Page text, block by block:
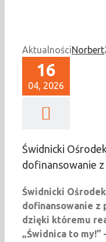
AktualnościNorbert
16
04, 2026
Świdnicki
dofinansowanie
Świdnicki
dofinansowanie z
dzięki któremu
„Świdnica to